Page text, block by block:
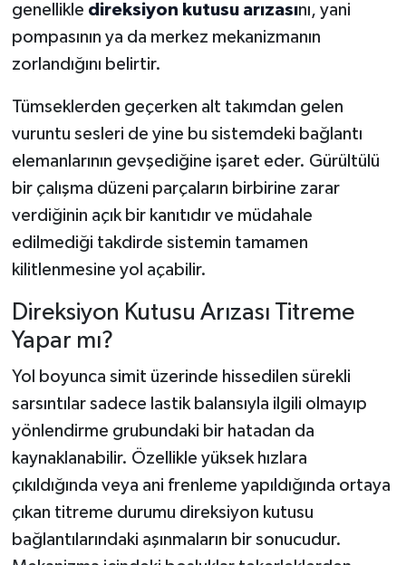
genellikle direksiyon kutusu arızasını, yani
pompasının ya da merkez mekanizmanın
zorlandığını belirtir.
Tümseklerden geçerken alt takımdan gelen
vuruntu sesleri de yine bu sistemdeki bağlantı
elemanlarının gevşediğine işaret eder. Gürültülü
bir çalışma düzeni parçaların birbirine zarar
verdiğinin açık bir kanıtıdır ve müdahale
edilmediği takdirde sistemin tamamen
kilitlenmesine yol açabilir.
Direksiyon Kutusu Arızası Titreme
Yapar mı?
Yol boyunca simit üzerinde hissedilen sürekli
sarsıntılar sadece lastik balansıyla ilgili olmayıp
yönlendirme grubundaki bir hatadan da
kaynaklanabilir. Özellikle yüksek hızlara
çıkıldığında veya ani frenleme yapıldığında ortaya
çıkan titreme durumu direksiyon kutusu
bağlantılarındaki aşınmaların bir sonucudur.